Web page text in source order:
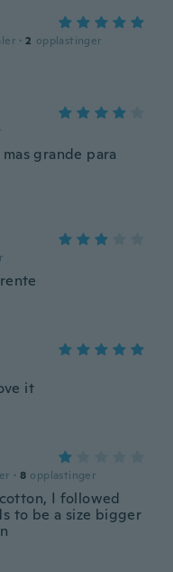
· 2 opplastinger
grande para
it
· 8 opplastinger
I followed
to be a size bigger